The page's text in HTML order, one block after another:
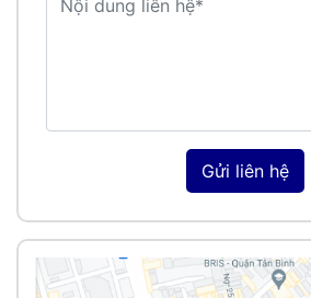
Gửi liên hệ